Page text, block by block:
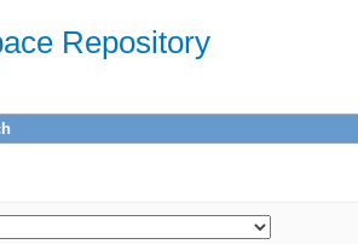
Repository